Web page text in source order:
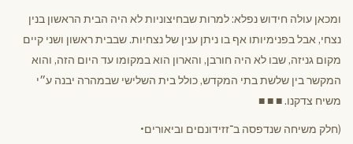
ומכאן עולה חידוש נפלא: למרות שבחיצוניות לא היה הבית הראשון בנין
נצחי, אבל בפנימיותו אף בו ניתן ענין של נצחיות. שבבית ראשון ושני קיים
מקום גניזה, שבו לא היה חורבן, והארון הוא במקומו עד היום הזה, והוא
המקשר בין שלשת בתי המקדש, כולל בית השלישי שבמהרה יבנה ע״י
משיח צדקנו. ■ ■ ■
(חלק משיחה שנדפסה ב־זזידונםים וביאורים•